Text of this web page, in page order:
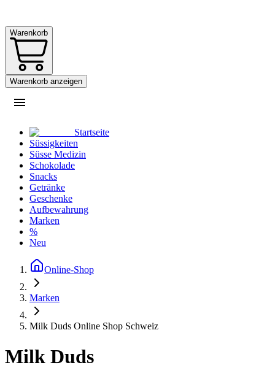
Warenkorb
Warenkorb anzeigen
Startseite
Süssigkeiten
Süsse Medizin
Schokolade
Snacks
Getränke
Geschenke
Aufbewahrung
Marken
%
Neu
Online-Shop
Marken
Milk Duds Online Shop Schweiz
Milk Duds